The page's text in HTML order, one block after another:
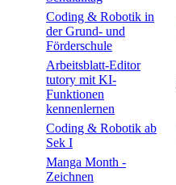
Coding & Robotik in
der Grund- und
Förderschule
Arbeitsblatt-Editor
tutory mit KI-
Funktionen
kennenlernen
Coding & Robotik ab
Sek I
Manga Month -
Zeichnen